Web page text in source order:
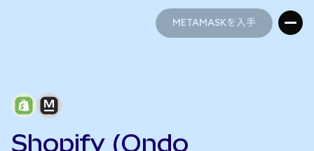
METAMASKを入手
Shopify (Ondo